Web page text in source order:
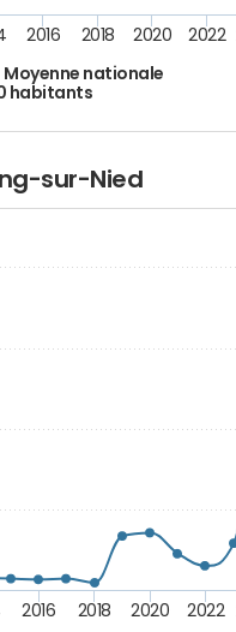
Moyenne nationale
habitants
2016 2018 2020 2022
sur-Nied
2016 2018 2020 2022